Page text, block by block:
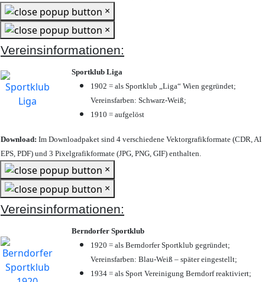
×
×
Vereinsinformationen:
Sportklub Liga
1902 = als Sportklub „Liga“ Wien gegründet;
Vereinsfarben: Schwarz-Weiß;
1910 = aufgelöst
Download: Im Downloadpaket sind 4 verschiedene Vektorgrafikformate (CDR, AI
EPS, PDF) und 3 Pixelgrafikformate (JPG, PNG, GIF) enthalten.
×
×
Vereinsinformationen:
Berndorfer Sportklub
1920 = als Berndorfer Sportklub gegründet;
Vereinsfarben: Blau-Weiß – später eingestellt;
1934 = als Sport Vereinigung Berndorf reaktiviert;